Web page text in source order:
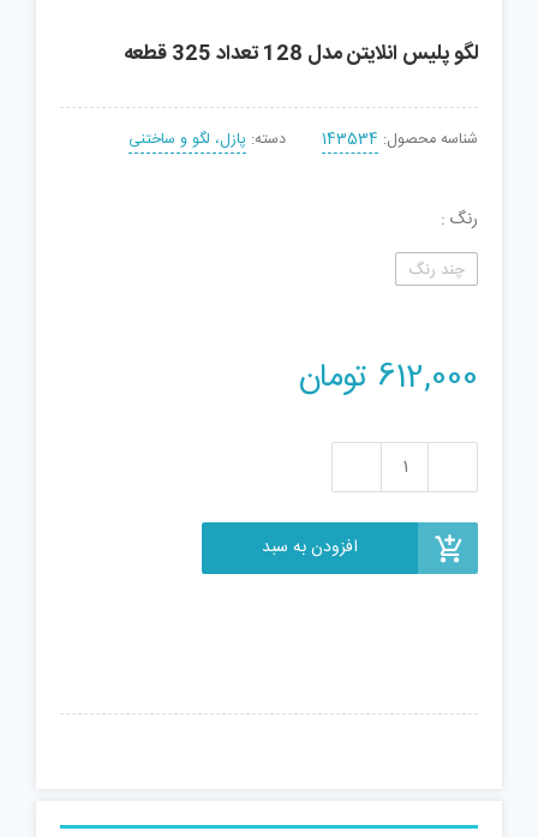
لگو پلیس انلایتن مدل 128 تعداد 325 قطعه
شناسه محصول: 143534 دسته: پازل، لگو و ساختنی
رنگ
چند رنگ
612,000 تومان
لگو
افزودن به سبد